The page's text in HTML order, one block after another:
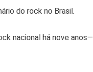
do rock no Brasil.
nacional há nove anos—